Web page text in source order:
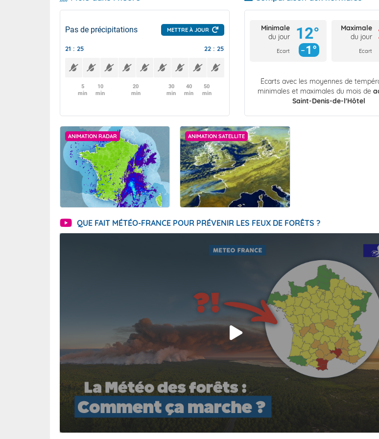
Pas de précipitations METTRE À JOUR
21 : 25 22 : 25
5
min
10
min
20
min
30
min
40
min
50
min
Minimale
du jour
Ecart
12°
1°
Maximale
du jour
Ecart
Écarts avec les moyennes de
minimales et maximales du mois de
Saint-Denis-de-l'Hôtel
ANIMATION RADAR ANIMATION SATELLITE
QUE FAIT MÉTÉO-FRANCE POUR PRÉVENIR LES FEUX DE FORÊTS ?